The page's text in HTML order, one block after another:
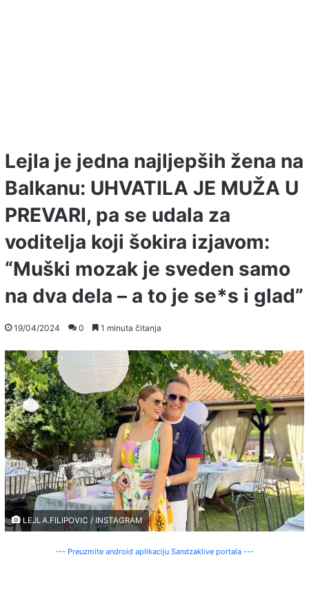
Lejla je jedna najljepših žena na
Balkanu: UHVATILA JE MUŽA U
PREVARI, pa se udala za
voditelja koji šokira izjavom:
“Muški mozak je sveden samo
na dva dela – a to je se*s i glad”
19/04/2024 0 1 minuta čitanja
LEJLA.FILIPOVIC / INSTAGRAM
--- Preuzmite android aplikaciju Sandzaklive portala ---